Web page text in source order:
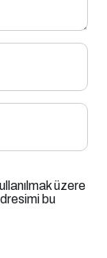
üzere
bu